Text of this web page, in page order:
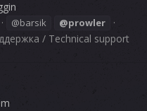
@barsik @prowler
/ Technical support